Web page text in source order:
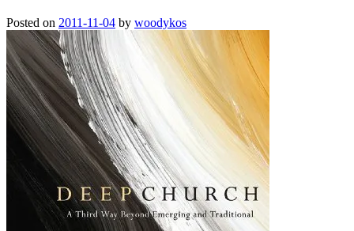
Posted on 2011-11-04 by woodykos